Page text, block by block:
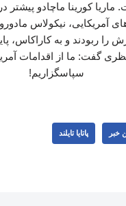
کورینا ماچادو پیشتر
آمریکایی، نیکولاس
را ربودند و به کاراکاس،
سپاسگزاریم!
خبر پاتایا تایلند